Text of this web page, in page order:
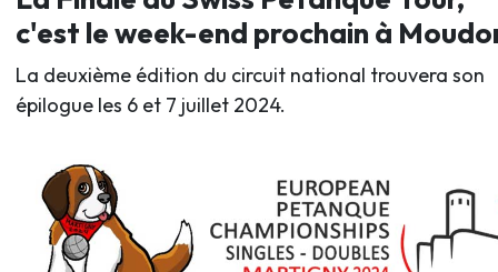
c'est le week-end prochain à
La deuxième édition du circuit national trouvera son
épilogue les 6 et 7 juillet 2024.